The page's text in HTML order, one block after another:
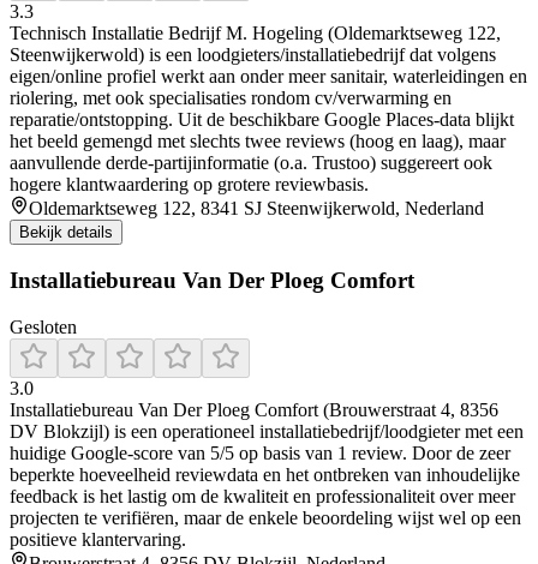
3.3
Technisch Installatie Bedrijf M. Hogeling (Oldemarktseweg 122,
Steenwijkerwold) is een loodgieters/installatiebedrijf dat volgens
eigen/online profiel werkt aan onder meer sanitair, waterleidingen en
riolering, met ook specialisaties rondom cv/verwarming en
reparatie/ontstopping. Uit de beschikbare Google Places-data blijkt
het beeld gemengd met slechts twee reviews (hoog en laag), maar
aanvullende derde-partijinformatie (o.a. Trustoo) suggereert ook
hogere klantwaardering op grotere reviewbasis.
Oldemarktseweg 122, 8341 SJ Steenwijkerwold, Nederland
Bekijk details
Installatiebureau Van Der Ploeg Comfort
Gesloten
3.0
Installatiebureau Van Der Ploeg Comfort (Brouwerstraat 4, 8356
DV Blokzijl) is een operationeel installatiebedrijf/loodgieter met een
huidige Google-score van 5/5 op basis van 1 review. Door de zeer
beperkte hoeveelheid reviewdata en het ontbreken van inhoudelijke
feedback is het lastig om de kwaliteit en professionaliteit over meer
projecten te verifiëren, maar de enkele beoordeling wijst wel op een
positieve klantervaring.